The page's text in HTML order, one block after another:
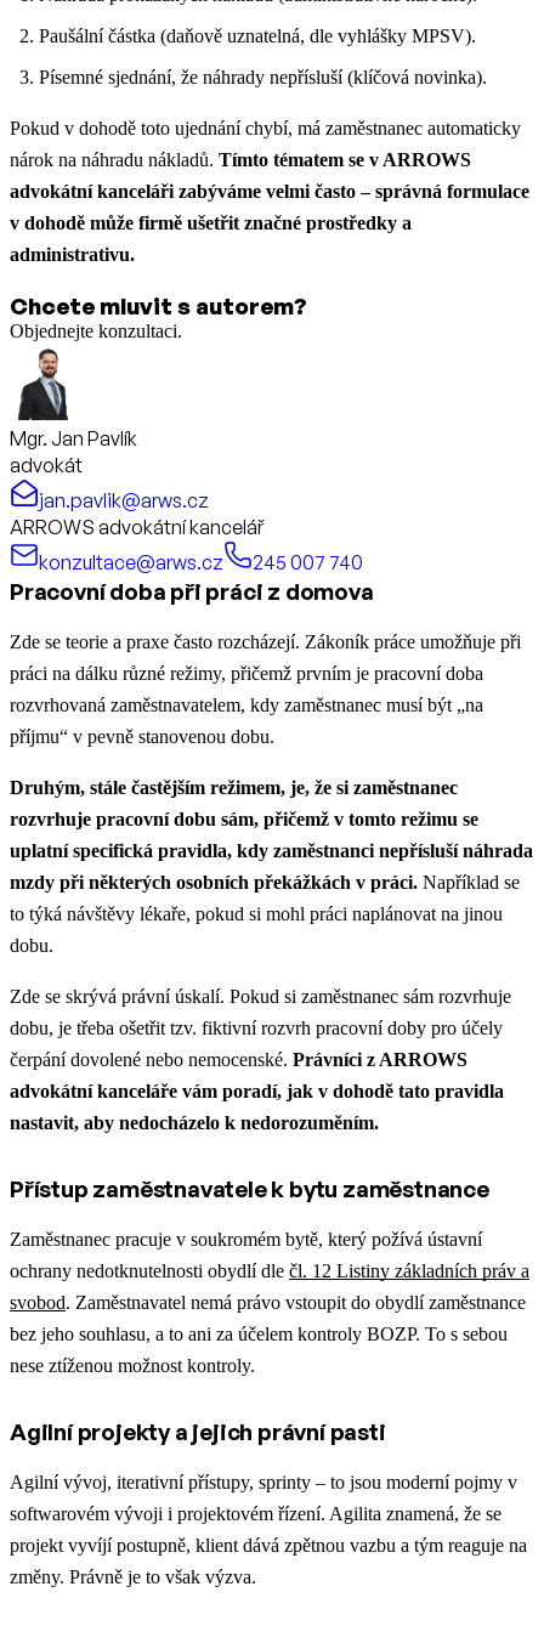
Paušální částka (daňově uznatelná, dle vyhlášky MPSV).
Písemné sjednání, že náhrady nepřísluší (klíčová novinka).
Pokud v dohodě toto ujednání chybí, má zaměstnanec automaticky
nárok na náhradu nákladů. Tímto tématem se v ARROWS
advokátní kanceláři zabýváme velmi často – správná formulace
v dohodě může firmě ušetřit značné prostředky a
administrativu.
Chcete mluvit s autorem?
Objednejte konzultaci.
Mgr. Jan Pavlík
advokát
jan.pavlik@arws.cz
ARROWS advokátní kancelář
konzultace@arws.cz
245 007 740
Pracovní doba při práci z domova
Zde se teorie a praxe často rozcházejí. Zákoník práce umožňuje při
práci na dálku různé režimy, přičemž prvním je pracovní doba
rozvrhovaná zaměstnavatelem, kdy zaměstnanec musí být „na
příjmu“ v pevně stanovenou dobu.
Druhým, stále častějším režimem, je, že si zaměstnanec
rozvrhuje pracovní dobu sám, přičemž v tomto režimu se
uplatní specifická pravidla, kdy zaměstnanci nepřísluší náhrada
mzdy při některých osobních překážkách v práci. Například se
to týká návštěvy lékaře, pokud si mohl práci naplánovat na jinou
dobu.
Zde se skrývá právní úskalí. Pokud si zaměstnanec sám rozvrhuje
dobu, je třeba ošetřit tzv. fiktivní rozvrh pracovní doby pro účely
čerpání dovolené nebo nemocenské. Právníci z ARROWS
advokátní kanceláře vám poradí, jak v dohodě tato pravidla
nastavit, aby nedocházelo k nedorozuměním.
Přístup zaměstnavatele k bytu zaměstnance
Zaměstnanec pracuje v soukromém bytě, který požívá ústavní
ochrany nedotknutelnosti obydlí dle čl. 12 Listiny základních práv a
svobod. Zaměstnavatel nemá právo vstoupit do obydlí zaměstnance
bez jeho souhlasu, a to ani za účelem kontroly BOZP. To s sebou
nese ztíženou možnost kontroly.
Agilní projekty a jejich právní pasti
Agilní vývoj, iterativní přístupy, sprinty – to jsou moderní pojmy v
softwarovém vývoji i projektovém řízení. Agilita znamená, že se
projekt vyvíjí postupně, klient dává zpětnou vazbu a tým reaguje na
změny. Právně je to však výzva.